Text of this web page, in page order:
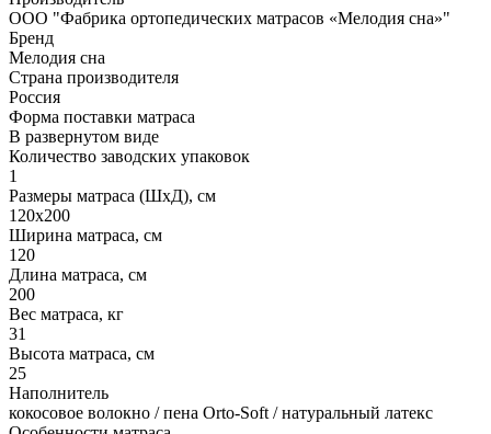
ООО "Фабрика ортопедических матрасов «Мелодия сна»"
Бренд
Мелодия сна
Страна производителя
Россия
Форма поставки матраса
В развернутом виде
Количество заводских упаковок
1
Размеры матраса (ШхД), см
120х200
Ширина матраса, см
120
Длина матраса, см
200
Вес матраса, кг
31
Высота матраса, см
25
Наполнитель
кокосовое волокно / пена Orto-Soft / натуральный латекс